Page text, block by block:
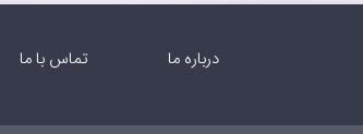
درباره ما تماس با ما